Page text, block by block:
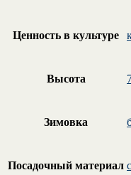
Ценность в культуре
Высота
Зимовка
Посадочный материал